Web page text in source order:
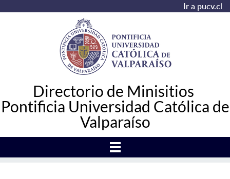
Ir a pucv.cl
Directorio de Minisitios
Pontificia Universidad Católica de
Valparaíso